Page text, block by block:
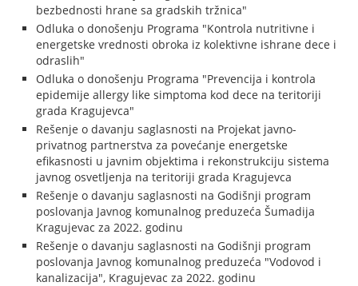
bezbednosti hrane sa gradskih tržnica"
Odluka o donošenju Programa "Kontrola nutritivne i
energetske vrednosti obroka iz kolektivne ishrane dece i
odraslih"
Odluka o donošenju Programa "Prevencija i kontrola
epidemije allergy like simptoma kod dece na teritoriji
grada Kragujevca"
Rešenje o davanju saglasnosti na Projekat javno-
privatnog partnerstva za povećanje energetske
efikasnosti u javnim objektima i rekonstrukciju sistema
javnog osvetljenja na teritoriji grada Kragujevca
Rešenje o davanju saglasnosti na Godišnji program
poslovanja Javnog komunalnog preduzeća Šumadija
Kragujevac za 2022. godinu
Rešenje o davanju saglasnosti na Godišnji program
poslovanja Javnog komunalnog preduzeća "Vodovod i
kanalizacija", Kragujevac za 2022. godinu